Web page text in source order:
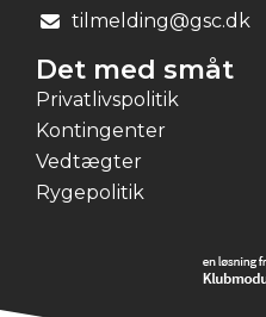
tilmelding@gsc.dk
Det med småt
Privatlivspolitik
Kontingenter
Vedtægter
Rygepolitik